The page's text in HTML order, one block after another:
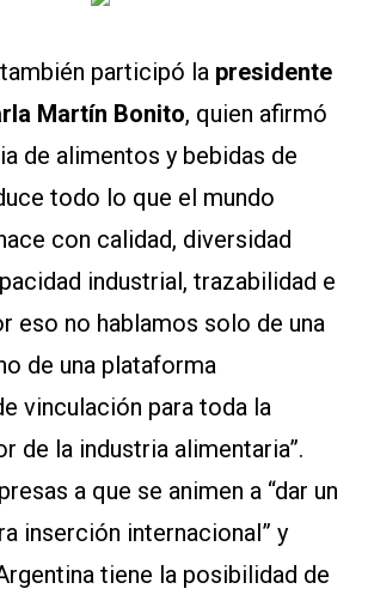
participó la presidente
Martín Bonito, quien afirmó
de alimentos y bebidas de
todo lo que el mundo
con calidad, diversidad
industrial, trazabilidad e
eso no hablamos solo de una
de una plataforma
vinculación para toda la
de la industria alimentaria”.
a que se animen a “dar un
inserción internacional” y
tiene la posibilidad de